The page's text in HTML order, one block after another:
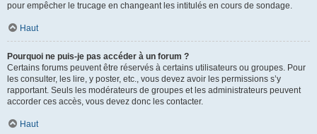
pour empêcher le trucage en changeant les intitulés en cours de sondage.
Haut
Pourquoi ne puis-je pas accéder à un forum ?
Certains forums peuvent être réservés à certains utilisateurs ou groupes. Pour
les consulter, les lire, y poster, etc., vous devez avoir les permissions s’y
rapportant. Seuls les modérateurs de groupes et les administrateurs peuvent
accorder ces accès, vous devez donc les contacter.
Haut